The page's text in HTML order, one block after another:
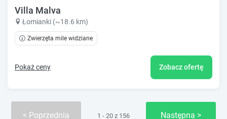
Villa Malva
Łomianki (~18.6 km)
Zwierzęta mile widziane
Pokaż ceny Zobacz ofertę
Poprzednia 1 - 20 z 156 Następna